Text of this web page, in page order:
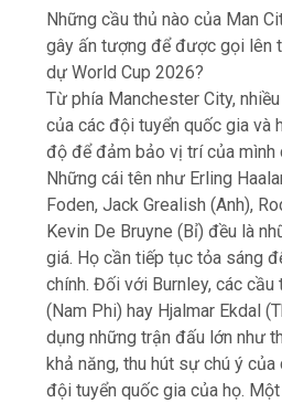
Những cầu thủ nào của Man
gây ấn tượng để được gọi lên
dự World Cup 2026?
Từ phía Manchester City,
của các đội tuyển quốc gia và
độ để đảm bảo vị trí của mình
Những cái tên như Erling
Foden, Jack Grealish (Anh),
Kevin De Bruyne (Bỉ) đều là
giá. Họ cần tiếp tục tỏa sáng
chính. Đối với Burnley, các
(Nam Phi) hay Hjalmar Ekdal
dụng những trận đấu lớn như
khả năng, thu hút sự chú ý của
đội tuyển quốc gia của họ.